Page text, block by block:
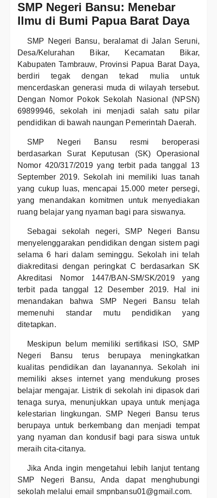
SMP Negeri Bansu: Menebar
Ilmu di Bumi Papua Barat Daya
SMP Negeri Bansu, beralamat di Jalan Seruni,
Desa/Kelurahan Bikar, Kecamatan Bikar,
Kabupaten Tambrauw, Provinsi Papua Barat Daya,
berdiri tegak dengan tekad mulia untuk
mencerdaskan generasi muda di wilayah tersebut.
Dengan Nomor Pokok Sekolah Nasional (NPSN)
69899946, sekolah ini menjadi salah satu pilar
pendidikan di bawah naungan Pemerintah Daerah.
SMP Negeri Bansu resmi beroperasi
berdasarkan Surat Keputusan (SK) Operasional
Nomor 420/317/2019 yang terbit pada tanggal 13
September 2019. Sekolah ini memiliki luas tanah
yang cukup luas, mencapai 15.000 meter persegi,
yang menandakan komitmen untuk menyediakan
ruang belajar yang nyaman bagi para siswanya.
Sebagai sekolah negeri, SMP Negeri Bansu
menyelenggarakan pendidikan dengan sistem pagi
selama 6 hari dalam seminggu. Sekolah ini telah
diakreditasi dengan peringkat C berdasarkan SK
Akreditasi Nomor 1447/BAN-SM/SK/2019 yang
terbit pada tanggal 12 Desember 2019. Hal ini
menandakan bahwa SMP Negeri Bansu telah
memenuhi standar mutu pendidikan yang
ditetapkan.
Meskipun belum memiliki sertifikasi ISO, SMP
Negeri Bansu terus berupaya meningkatkan
kualitas pendidikan dan layanannya. Sekolah ini
memiliki akses internet yang mendukung proses
belajar mengajar. Listrik di sekolah ini dipasok dari
tenaga surya, menunjukkan upaya untuk menjaga
kelestarian lingkungan. SMP Negeri Bansu terus
berupaya untuk berkembang dan menjadi tempat
yang nyaman dan kondusif bagi para siswa untuk
meraih cita-citanya.
Jika Anda ingin mengetahui lebih lanjut tentang
SMP Negeri Bansu, Anda dapat menghubungi
sekolah melalui email smpnbansu01@gmail.com.